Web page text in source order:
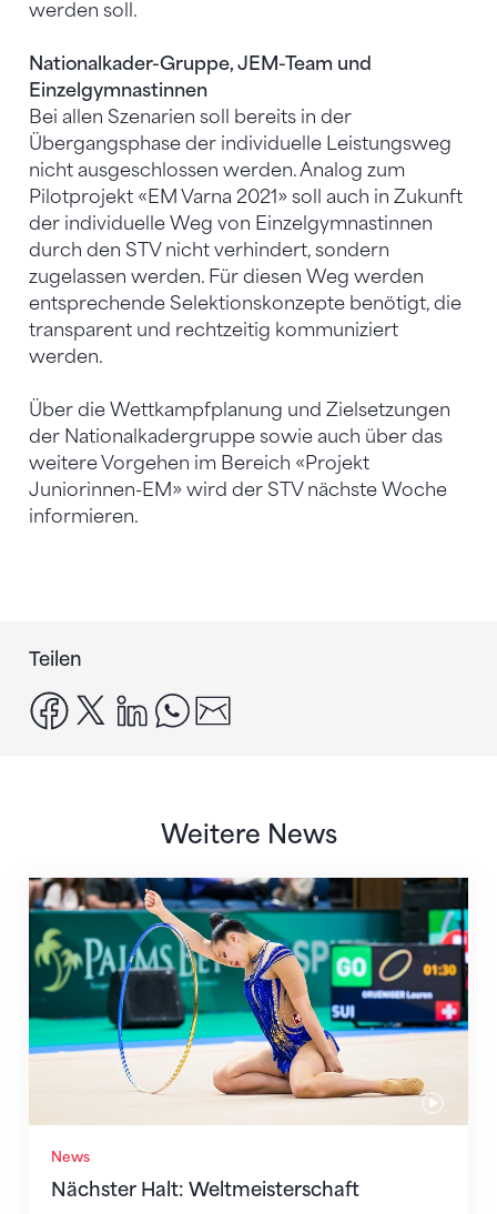
werden soll.
Nationalkader-Gruppe, JEM-Team und
Einzelgymnastinnen
Bei allen Szenarien soll bereits in der
Übergangsphase der individuelle Leistungsweg
nicht ausgeschlossen werden. Analog zum
Pilotprojekt «EM Varna 2021» soll auch in Zukunft
der individuelle Weg von Einzelgymnastinnen
durch den STV nicht verhindert, sondern
zugelassen werden. Für diesen Weg werden
entsprechende Selektionskonzepte benötigt, die
transparent und rechtzeitig kommuniziert
werden.
Über die Wettkampfplanung und Zielsetzungen
der Nationalkadergruppe sowie auch über das
weitere Vorgehen im Bereich «Projekt
Juniorinnen-EM» wird der STV nächste Woche
informieren.
Teilen
facebook
x linkedinwhatsapp
Weitere News
News
Nächster Halt: Weltmeisterschaft
Nächster Halt: Weltmeisterschaft